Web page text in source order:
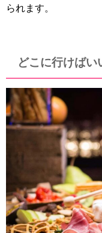
られます。
どこに行けばい